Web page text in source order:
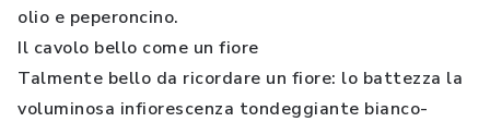
olio e peperoncino.
Il cavolo bello come un fiore
Talmente bello da ricordare un fiore: lo battezza la
voluminosa infiorescenza tondeggiante bianco-